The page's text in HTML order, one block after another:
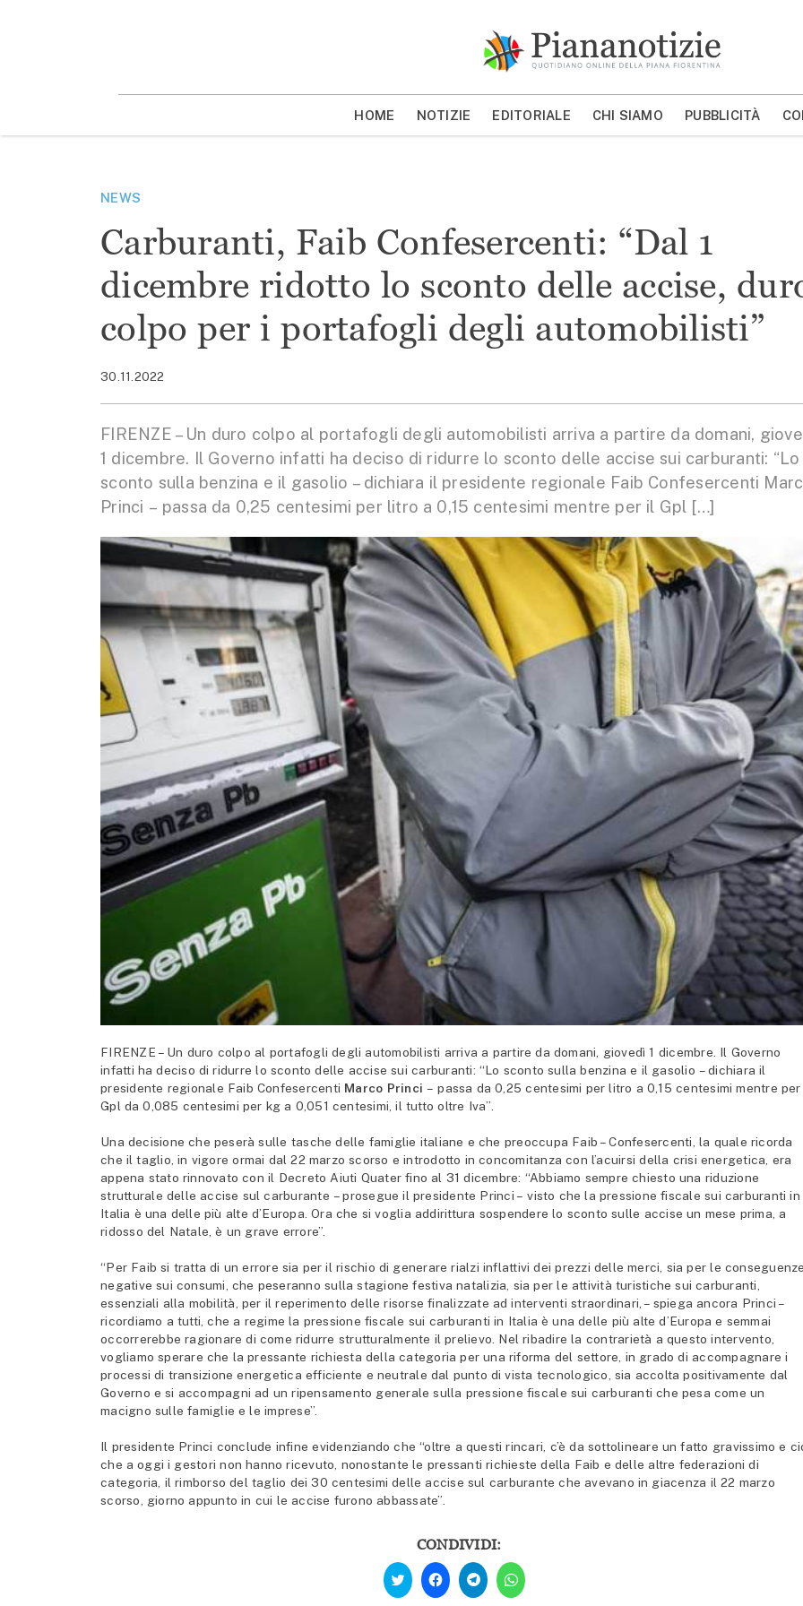
MOSTRA/NASCONDI CERCA
HOME NOTIZIE EDITORIALE CHI SIAMO PUBBLICITÀ
NEWS
Carburanti, Faib Confesercenti: “Dal 1
dicembre ridotto lo sconto delle accise,
colpo per i portafogli degli automobilisti”
30.11.2022
FIRENZE – Un duro colpo al portafogli degli automobilisti arriva a partire da domani,
1 dicembre. Il Governo infatti ha deciso di ridurre lo sconto delle accise sui carburanti: “Lo
sconto sulla benzina e il gasolio – dichiara il presidente regionale Faib Confesercenti
Princi – passa da 0,25 centesimi per litro a 0,15 centesimi mentre per il Gpl […]
FIRENZE – Un duro colpo al portafogli degli automobilisti arriva a partire da domani, giovedì 1 dicembre. Il Governo
infatti ha deciso di ridurre lo sconto delle accise sui carburanti: “Lo sconto sulla benzina e il gasolio – dichiara il
presidente regionale Faib Confesercenti Marco Princi – passa da 0,25 centesimi per litro a 0,15 centesimi mentre
Gpl da 0,085 centesimi per kg a 0,051 centesimi, il tutto oltre Iva”.
Una decisione che peserà sulle tasche delle famiglie italiane e che preoccupa Faib – Confesercenti, la quale ricorda
che il taglio, in vigore ormai dal 22 marzo scorso e introdotto in concomitanza con l’acuirsi della crisi energetica, era
appena stato rinnovato con il Decreto Aiuti Quater fino al 31 dicembre: “Abbiamo sempre chiesto una riduzione
strutturale delle accise sul carburante – prosegue il presidente Princi – visto che la pressione fiscale sui carburanti in
Italia è una delle più alte d’Europa. Ora che si voglia addirittura sospendere lo sconto sulle accise un mese prima, a
ridosso del Natale, è un grave errore”.
“Per Faib si tratta di un errore sia per il rischio di generare rialzi inflattivi dei prezzi delle merci, sia per le
negative sui consumi, che peseranno sulla stagione festiva natalizia, sia per le attività turistiche sui carburanti,
essenziali alla mobilità, per il reperimento delle risorse finalizzate ad interventi straordinari, – spiega ancora Princi –
ricordiamo a tutti, che a regime la pressione fiscale sui carburanti in Italia è una delle più alte d’Europa e semmai
occorrerebbe ragionare di come ridurre strutturalmente il prelievo. Nel ribadire la contrarietà a questo intervento,
vogliamo sperare che la pressante richiesta della categoria per una riforma del settore, in grado di accompagnare i
processi di transizione energetica efficiente e neutrale dal punto di vista tecnologico, sia accolta positivamente dal
Governo e si accompagni ad un ripensamento generale sulla pressione fiscale sui carburanti che pesa come un
macigno sulle famiglie e le imprese”.
Il presidente Princi conclude infine evidenziando che “oltre a questi rincari, c’è da sottolineare un fatto gravissimo e
che a oggi i gestori non hanno ricevuto, nonostante le pressanti richieste della Faib e delle altre federazioni di
categoria, il rimborso del taglio dei 30 centesimi delle accise sul carburante che avevano in giacenza il 22 marzo
scorso, giorno appunto in cui le accise furono abbassate”.
CONDIVIDI:
Fai
clic
qui
Fai
clic
per
condividere
Fai
clic
per
condividere
Fai
clic
per